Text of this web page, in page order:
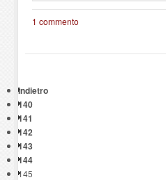
1 commento
Indietro
140
141
142
143
144
145